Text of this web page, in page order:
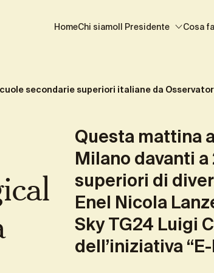
HomeChi siamo Il Presidente Cosa
secondarie superiori italiane da
Questa mattina
Milano davanti
superiori di
Enel Nicola
Sky TG24 Luigi
dell’iniziativa
secondarie superiori italiane da